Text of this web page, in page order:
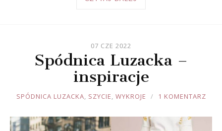
07 CZE 2022
Spódnica Luzacka –
inspiracje
JOULE
SPÓDNICA LUZACKA, SZYCIE, WYKROJE 1 KOMENTARZ